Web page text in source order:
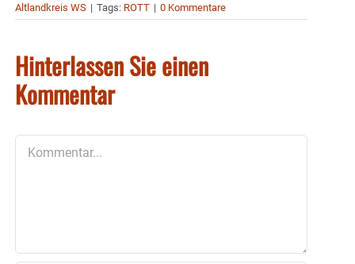
Altlandkreis WS | Tags: ROTT | 0 Kommentare
Hinterlassen Sie einen
Kommentar